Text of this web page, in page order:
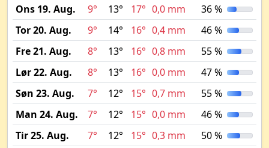
Ons 19. Aug.
9° 13° 17° 0,0 mm
36 %
Tor 20. Aug.
9° 14° 16° 0,4 mm
46 %
Fre 21. Aug.
8° 13° 16° 0,8 mm
55 %
Lør 22. Aug.
8° 13° 16° 0,0 mm
47 %
Søn 23. Aug.
7° 12° 15° 0,7 mm
55 %
Man 24. Aug.
7° 12° 15° 0,0 mm
46 %
Tir 25. Aug.
7° 12° 15° 0,3 mm
50 %